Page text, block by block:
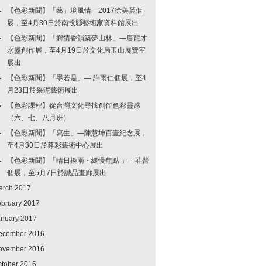
【色彩新聞】「藝」境風情—2017徐美麗個
展，至4月30日於南投縣藝術家資料館展出
【色彩新聞】「鄉情香韻築夢山林」—唐龍才
水墨創作展，至4月19日於文化局玉山展覽室
展出
【色彩新聞】「墨若是」— 許雨仁個展，至4
月23日於采泥藝術展出
【色彩課程】從台灣文化尋找創作色彩靈感
（六、七、八月班）
【色彩新聞】「寫生」—陳慧坤百壹紀念展，
至4月30日於尊彩藝術中心展出
【色彩新聞】「晴日換雨・緩慢焦點 」—莊普
個展，至5月7日於誠品畫廊展出
2017
2017
2017
2016
2016
2016